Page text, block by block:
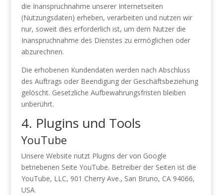
die Inanspruchnahme unserer Internetseiten
(Nutzungsdaten) erheben, verarbeiten und nutzen wir
nur, soweit dies erforderlich ist, um dem Nutzer die
Inanspruchnahme des Dienstes zu ermöglichen oder
abzurechnen.
Die erhobenen Kundendaten werden nach Abschluss
des Auftrags oder Beendigung der Geschäftsbeziehung
gelöscht. Gesetzliche Aufbewahrungsfristen bleiben
unberührt.
4. Plugins und Tools
YouTube
Unsere Website nutzt Plugins der von Google
betriebenen Seite YouTube. Betreiber der Seiten ist die
YouTube, LLC, 901 Cherry Ave., San Bruno, CA 94066,
USA.